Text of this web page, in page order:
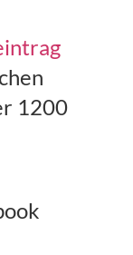
1200